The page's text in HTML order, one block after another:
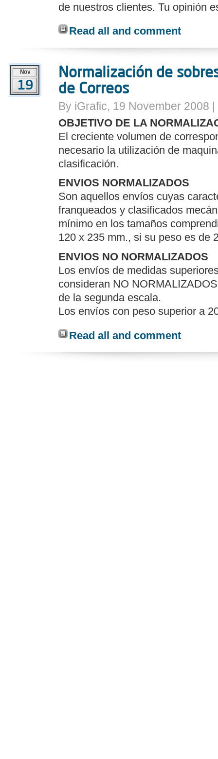
de nuestros clientes. Tu opinión
Read all and comment
Nov
19
Normalización de
de Correos
By iGrafic, 19 November 2008 |
OBJETIVO DE LA
El creciente volumen de
necesario la utilización de
clasificación.
ENVIOS NORMALIZADOS
Son aquellos envíos cuyas
franqueados y clasificados
mínimo en los tamaños
120 x 235 mm., si su peso es de
ENVIOS NO NORMALIZADOS
Los envíos de medidas
consideran NO
de la segunda escala.
Los envíos con peso superior a
Read all and comment